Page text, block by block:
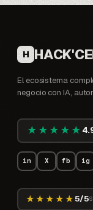
H
El ecosistema
negocio con IA,
★★★★★
in X fb ig
★★★★★ 5/5